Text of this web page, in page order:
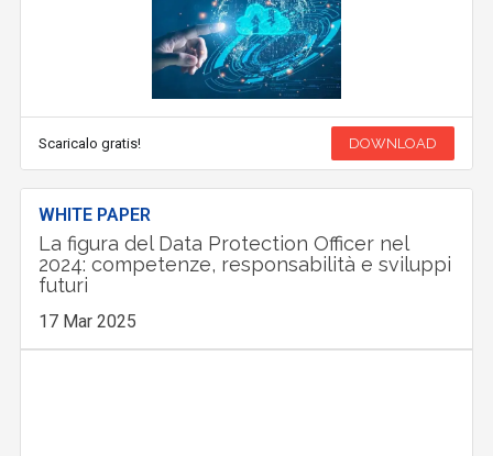
Scaricalo gratis! DOWNLOAD
WHITE PAPER
La figura del Data Protection Officer nel
2024: competenze, responsabilità e sviluppi
futuri
17 Mar 2025